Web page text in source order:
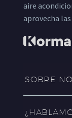
aire
aprovecha
SOBRE